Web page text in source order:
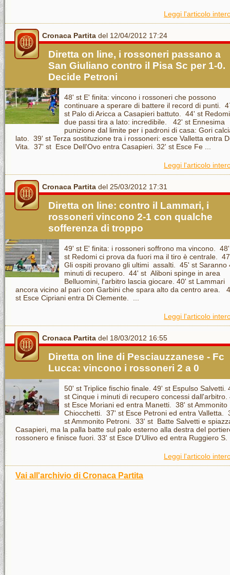
Leggi l'articolo
Cronaca Partita del 12/04/2012 17:24
Diretta on line, i rossoneri passano a
San Giuliano contro il Pisa Sc per 1-0.
Decide Petroni
48' st E' finita: vincono i rossoneri che possono
continuare a sperare di battere il record di punti.
st Palo di Aricca a Casapieri battuto. 44' st
due passi tira a lato: incredibile. 42' st Ennesima
punizione dal limite per i padroni di casa: Gori
lato. 39' st Terza sostituzione tra i rossoneri: esce Valletta entra
Vita. 37' st Esce Dell'Ovo entra Casapieri. 32' st Esce Fe ...
Leggi l'articolo
Cronaca Partita del 25/03/2012 17:31
Diretta on line: contro il Lammari, i
rossoneri vincono 2-1 con qualche
sofferenza di troppo
49' st E' finita: i rossoneri soffrono ma vincono. 48'
st Redomi ci prova da fuori ma il tiro è centrale.
Gli ospiti provano gli ultimi assalti. 45' st Saranno
minuti di recupero. 44' st Aliboni spinge in area
Belluomini, l'arbitro lascia giocare. 40' st Lammari
ancora vicino al pari con Garbini che spara alto da centro area.
st Esce Cipriani entra Di Clemente. ...
Leggi l'articolo
Cronaca Partita del 18/03/2012 16:55
Diretta on line di Pesciauzzanese - Fc
Lucca: vincono i rossoneri 2 a 0
50' st Triplice fischio finale. 49' st Espulso Salvetti.
st Cinque i minuti di recupero concessi dall'arbitro.
st Esce Moriani ed entra Manetti. 38' st Ammonito
Chiocchetti. 37' st Esce Petroni ed entra Valletta.
st Ammonito Petroni. 33' st Batte Salvetti e
Casapieri, ma la palla batte sul palo esterno alla destra del
rossonero e finisce fuori. 33' st Esce D'Ulivo ed entra Ruggiero S.
Leggi l'articolo
Vai all'archivio di Cronaca Partita